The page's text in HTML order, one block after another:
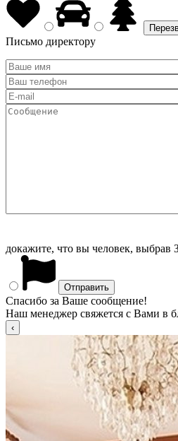
Письмо директору
докажите, что вы человек, выбрав
Спасибо за Ваше сообщение!
Наш менеджер свяжется с Вами в